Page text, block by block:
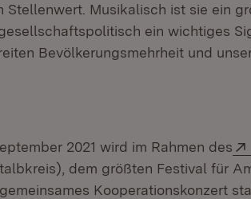
Stellenwert. Musikalisch ist sie ein
ein wichtiges
Bevölkerungsmehrheit und
2021 wird im Rahmen des
in neuem Fenster)
dem größten Festival für
Kooperationskonzert